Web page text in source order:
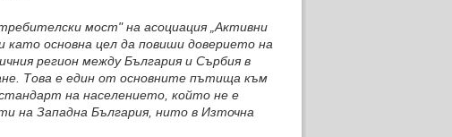
мост" на асоциация „Активни
като основна цел да повиши доверието на
регион между България и Сърбия в
Това е един от основните пътища към
на населението, който не е
на Западна България, нито в Източна